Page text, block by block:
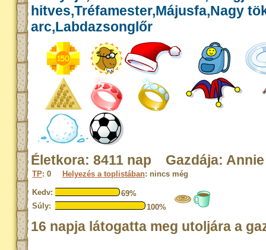
hitves,Tréfamester,Májusfa,Nagy
arc,Labdazsonglőr
Életkora: 8411 nap Gazdája: Annie
TP: 0 Helyezés a toplistában: nincs még
Kedv:
69%
Súly:
100%
16 napja látogatta meg utoljára a